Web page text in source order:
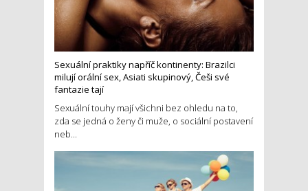
Sexuální praktiky napříč kontinenty: Brazilci
milují orální sex, Asiati skupinový, Češi své
fantazie tají
Sexuální touhy mají všichni bez ohledu na to,
zda se jedná o ženy či muže, o sociální postavení
neb...